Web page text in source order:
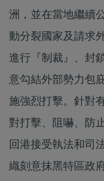
洲，並在當地繼續
動分裂國家及請求
進行『制裁』、封
意勾結外部勢力包
施強烈打擊。針對
對打擊、阻嚇、防
回港接受執法和司
織刻意抹黑特區政